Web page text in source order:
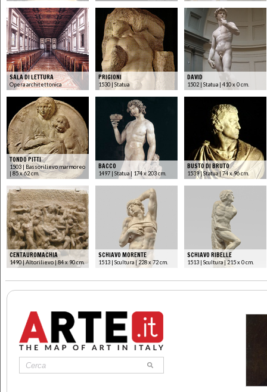
SALA DI LETTURA
Opera architettonica
PRIGIONI
1530 | Statua
DAVID
1502 | Statua | 410 x 0 cm.
TONDO PITTI
1503 | Bassorilievo marmoreo
| 85 x 62 cm.
BACCO
1497 | Statua | 174 x 203 cm.
BUSTO DI BRUTO
1539 | Statua | 74 x 96 cm.
CENTAUROMACHIA
1490 | Altorilievo | 84 x 90 cm.
SCHIAVO MORENTE
1513 | Scultura | 228 x 72 cm.
SCHIAVO RIBELLE
1513 | Scultura | 215 x 0 cm.